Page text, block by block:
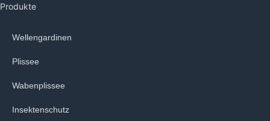
Produkte
Wellengardinen
Plissee
Wabenplissee
Insektenschutz